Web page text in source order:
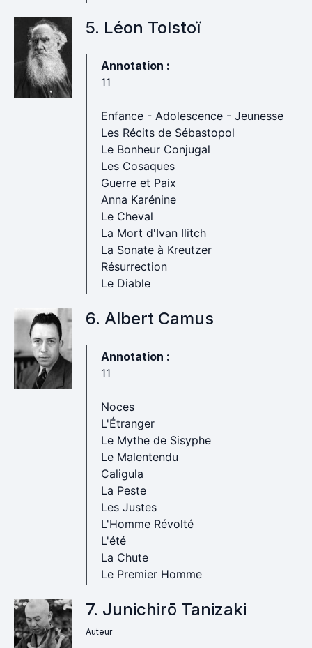
5. Léon Tolstoï
Annotation :
11
Enfance - Adolescence - Jeunesse
Les Récits de Sébastopol
Le Bonheur Conjugal
Les Cosaques
Guerre et Paix
Anna Karénine
Le Cheval
La Mort d'Ivan Ilitch
La Sonate à Kreutzer
Résurrection
Le Diable
6. Albert Camus
Annotation :
11
Noces
L'Étranger
Le Mythe de Sisyphe
Le Malentendu
Caligula
La Peste
Les Justes
L'Homme Révolté
L'été
La Chute
Le Premier Homme
7. Junichirō Tanizaki
Auteur